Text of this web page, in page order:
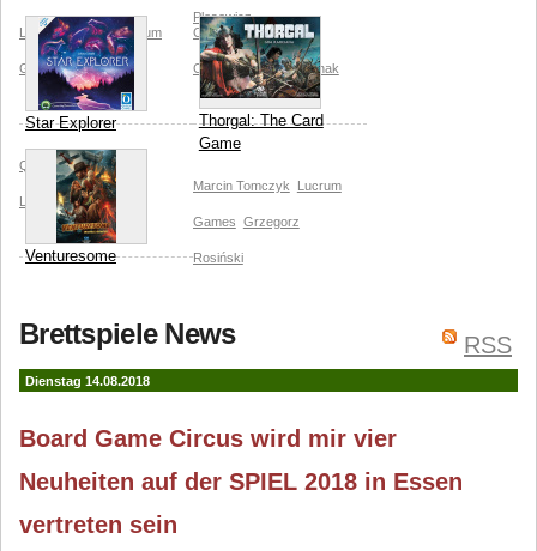
Plesowicz
Lukasz Szopka Lucrum
Games
Carl Chudyk Chris
Cieslik Alanna Cervenak
Star Explorer
Queen GamesHuch!
Lukasz Szopka
Thorgal: The Card
Game
Marcin Tomczyk Lucrum
Games Grzegorz
Rosiński
Venturesome
Lucrum Games RSS
Brettspiele News
Dienstag 14.08.2018
Board Game Circus wird mir vier
Neuheiten auf der SPIEL 2018 in Essen
vertreten sein